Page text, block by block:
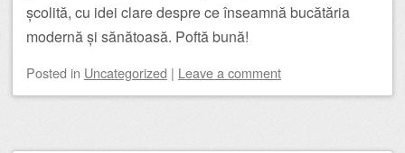
școlită, cu idei clare despre ce înseamnă bucătăria
modernă și sănătoasă. Poftă bună!
Posted in Uncategorized | Leave a comment